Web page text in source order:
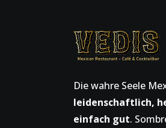
Die wahre Seele
leidenschaftlich,
einfach gut.